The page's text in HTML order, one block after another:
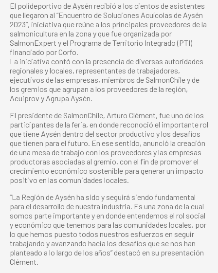
El polideportivo de Aysén recibió a los cientos de asistentes
que llegaron al “Encuentro de Soluciones Acuícolas de Aysén
2023”, iniciativa que reúne a los principales proveedores de la
salmonicultura en la zona y que fue organizada por
SalmonExpert y el Programa de Territorio Integrado (PTI)
financiado por Corfo.
La iniciativa contó con la presencia de diversas autoridades
regionales y locales, representantes de trabajadores,
ejecutivos de las empresas, miembros de SalmonChile y de
los gremios que agrupan a los proveedores de la región,
Acuiprov y Agrupa Aysén.
El presidente de SalmonChile, Arturo Clément, fue uno de los
participantes de la feria, en donde reconoció el importante rol
que tiene Aysén dentro del sector productivo y los desafíos
que tienen para el futuro. En ese sentido, anunció la creación
de una mesa de trabajo con los proveedores y las empresas
productoras asociadas al gremio, con el fin de promover el
crecimiento económico sostenible para generar un impacto
positivo en las comunidades locales.
“La Región de Aysén ha sido y seguirá siendo fundamental
para el desarrollo de nuestra industria. Es una zona de la cual
somos parte importante y en donde entendemos el rol social
y económico que tenemos para las comunidades locales, por
lo que hemos puesto todos nuestros esfuerzos en seguir
trabajando y avanzando hacia los desafíos que se nos han
planteado a lo largo de los años” destacó en su presentación
Clément.